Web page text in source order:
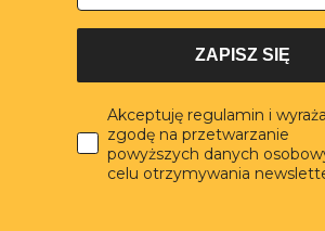
ZAPISZ SIĘ
Akceptuję regulamin i
zgodę na przetwarzanie
powyższych danych
celu otrzymywania